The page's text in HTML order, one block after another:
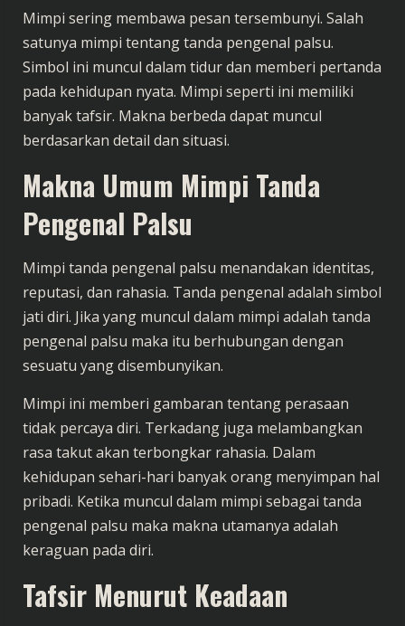
Mimpi sering membawa pesan tersembunyi. Salah
satunya mimpi tentang tanda pengenal palsu.
Simbol ini muncul dalam tidur dan memberi pertanda
pada kehidupan nyata. Mimpi seperti ini memiliki
banyak tafsir. Makna berbeda dapat muncul
berdasarkan detail dan situasi.
Makna Umum Mimpi Tanda
Pengenal Palsu
Mimpi tanda pengenal palsu menandakan identitas,
reputasi, dan rahasia. Tanda pengenal adalah simbol
jati diri. Jika yang muncul dalam mimpi adalah tanda
pengenal palsu maka itu berhubungan dengan
sesuatu yang disembunyikan.
Mimpi ini memberi gambaran tentang perasaan
tidak percaya diri. Terkadang juga melambangkan
rasa takut akan terbongkar rahasia. Dalam
kehidupan sehari-hari banyak orang menyimpan hal
pribadi. Ketika muncul dalam mimpi sebagai tanda
pengenal palsu maka makna utamanya adalah
keraguan pada diri.
Tafsir Menurut Keadaan